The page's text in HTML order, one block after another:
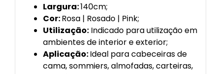
Largura:140cm;
Cor:Rosa | Rosado | Pink;
Utilização:Indicado para utilização em
ambientes de interior e exterior;
Aplicação:Ideal para cabeceiras de
cama, sommiers, almofadas, carteiras,